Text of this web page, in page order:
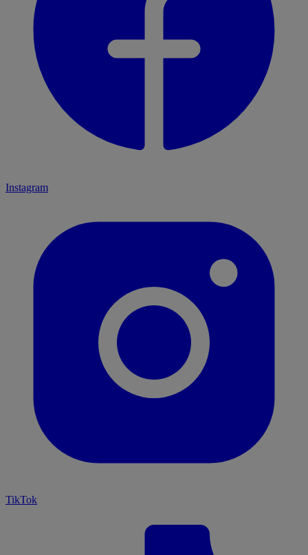
Instagram
TikTok